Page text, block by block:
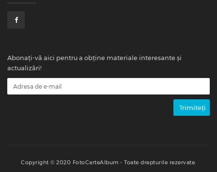
Abonați-vă aici pentru a obține materiale interesante și
actualizări!
Copyright © 2020 FotoCarteAlbum - Toate drepturile rezervate.